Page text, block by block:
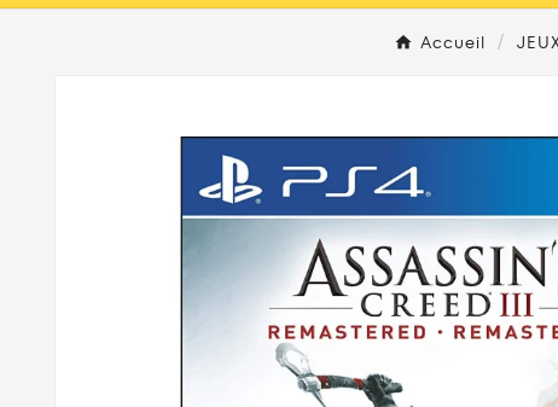
Accueil